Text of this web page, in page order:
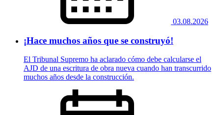
03.08.2026
¡Hace muchos años que se construyó!
El Tribunal Supremo ha aclarado cómo debe calcularse el
AJD de una escritura de obra nueva cuando han transcurrido
muchos años desde la construcción.